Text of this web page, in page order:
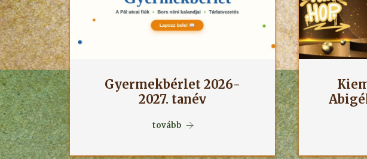
Gyermekbérlet 2026-
2027. tanév
tovább